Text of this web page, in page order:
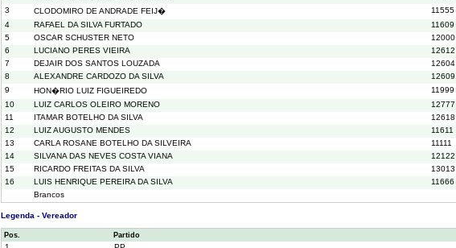
3
CLODOMIRO DE ANDRADE FEIJ� 11555
4
RAFAEL DA SILVA FURTADO 11609
5
OSCAR SCHUSTER NETO 12000
6
LUCIANO PERES VIEIRA 12612
7
DEJAIR DOS SANTOS LOUZADA 12604
8
ALEXANDRE CARDOZO DA SILVA 12609
9
HON�RIO LUIZ FIGUEIREDO 11999
10
LUIZ CARLOS OLEIRO MORENO 12777
11
ITAMAR BOTELHO DA SILVA 12618
12
LUIZ AUGUSTO MENDES 11611
13
CARLA ROSANE BOTELHO DA SILVEIRA 11111
14
SILVANA DAS NEVES COSTA VIANA 12122
15
RICARDO FREITAS DA SILVA 13013
16
LUIS HENRIQUE PEREIRA DA SILVA 11666
Brancos
Legenda - Vereador
Pos. Partido